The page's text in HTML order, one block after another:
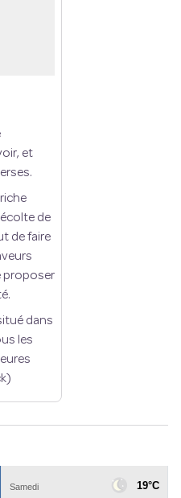
et
de
de faire
proposer
dans
les